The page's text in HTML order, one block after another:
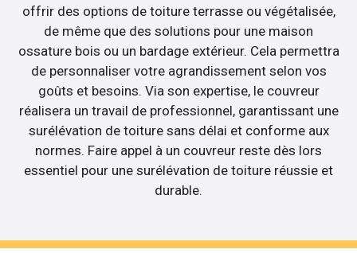
offrir des options de toiture terrasse ou végétalisée,
de même que des solutions pour une maison
ossature bois ou un bardage extérieur. Cela permettra
de personnaliser votre agrandissement selon vos
goûts et besoins. Via son expertise, le couvreur
réalisera un travail de professionnel, garantissant une
surélévation de toiture sans délai et conforme aux
normes. Faire appel à un couvreur reste dès lors
essentiel pour une surélévation de toiture réussie et
durable.